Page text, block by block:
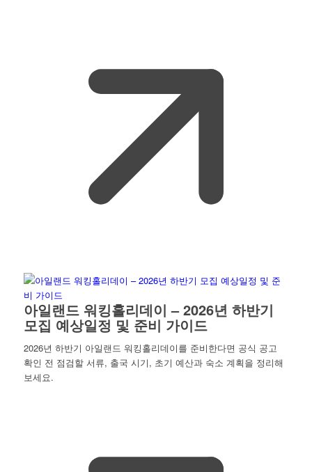
아일랜드 워킹홀리데이 – 2026년 하반기
모집 예상일정 및 준비 가이드
2026년 하반기 아일랜드 워킹홀리데이를 준비한다면 공식 공고
확인 전 점검할 서류, 출국 시기, 초기 예산과 숙소 계획을 정리해
보세요.